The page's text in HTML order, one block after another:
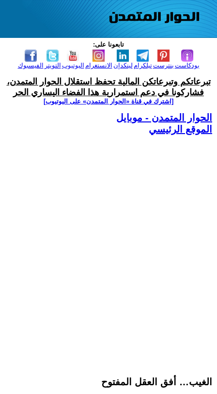
تابعونا على:
الفيسبوك التويتر اليوتيوب الانستغرام لينكدإن تيلكرامبنترست بودكاست
تبرعاتكم وتبرعاتكن المالية تحفظ استقلال الحوار المتمدن،
فشاركونا في دعم استمرارية هذا الفضاء اليساري الحر
[اشترك في قناة ‫«الحوار المتمدن» على اليوتيوب]
الحوار المتمدن - موبايل
الموقع الرئيسي
الغيب… أفق العقل المفتوح